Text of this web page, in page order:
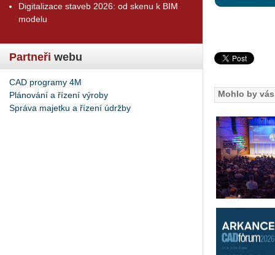
Digitalizace staveb 2026: od skenu k BIM
modelu
Partneři webu
CAD programy 4M
Plánování a řízení výroby
Správa majetku a řízení údržby
Mohlo by